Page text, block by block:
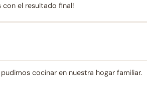
con el resultado final!
cocinar en nuestra hogar familiar.